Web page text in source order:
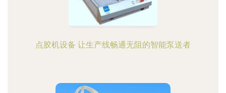
点胶机设备 让生产线畅通无阻的智能泵送者